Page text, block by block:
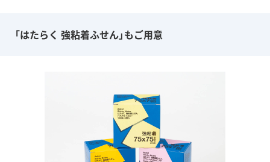
「はたらく 強粘着ふせん」もご用意